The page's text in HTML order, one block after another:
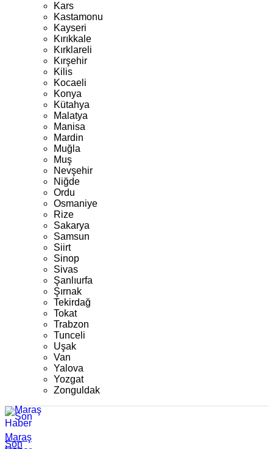
Kars
Kastamonu
Kayseri
Kırıkkale
Kırklareli
Kırşehir
Kilis
Kocaeli
Konya
Kütahya
Malatya
Manisa
Mardin
Muğla
Muş
Nevşehir
Niğde
Ordu
Osmaniye
Rize
Sakarya
Samsun
Siirt
Sinop
Sivas
Şanlıurfa
Şırnak
Tekirdağ
Tokat
Trabzon
Tunceli
Uşak
Van
Yalova
Yozgat
Zonguldak
Maraş
Son